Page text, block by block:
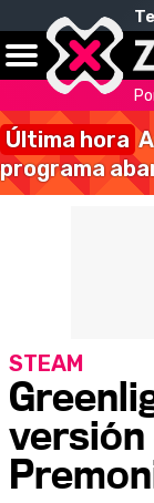
Última hora
programa
versión
STEAM